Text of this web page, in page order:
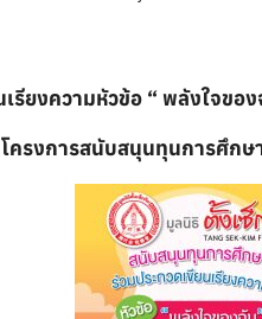
รียงความหัวข้อ “ พลังใจขอ
โครงการสนับสนุนทุนการศึกษ